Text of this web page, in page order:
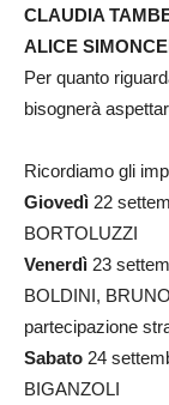
CLAUDIA
ALICE
Per quanto
bisognerà
Ricordiamo gli
Giovedì 22
BORTOLUZZI
Venerdì 23
BOLDINI,
partecipazione
Sabato 24
BIGANZOLI